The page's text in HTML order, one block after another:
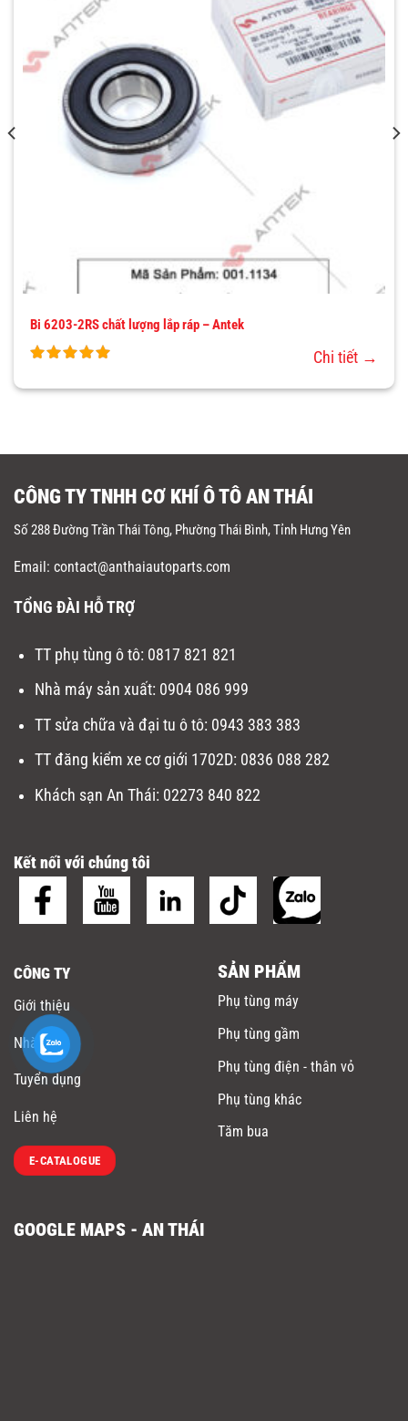
YÊU
THÍCH
Bi 6203-2RS chất lượng lắp ráp – Antek
Chi tiết →
CÔNG TY TNHH CƠ KHÍ Ô TÔ AN THÁI
Số 288 Đường Trần Thái Tông, Phường Thái Bình, Tỉnh Hưng Yên
Email: contact@anthaiautoparts.com
TỔNG ĐÀI HỖ TRỢ
TT phụ tùng ô tô: 0817 821 821
Nhà máy sản xuất: 0904 086 999
TT sửa chữa và đại tu ô tô: 0943 383 383
TT đăng kiểm xe cơ giới 1702D: 0836 088 282
Khách sạn An Thái: 02273 840 822
Kết nối với chúng tôi
CÔNG TY
Giới thiệu
Nhà máy
Tuyển dụng
Liên hệ
E-CATALOGUE
SẢN PHẨM
Phụ tùng máy
Phụ tùng gầm
Phụ tùng điện - thân vỏ
Phụ tùng khác
Tăm bua
GOOGLE MAPS - AN THÁI